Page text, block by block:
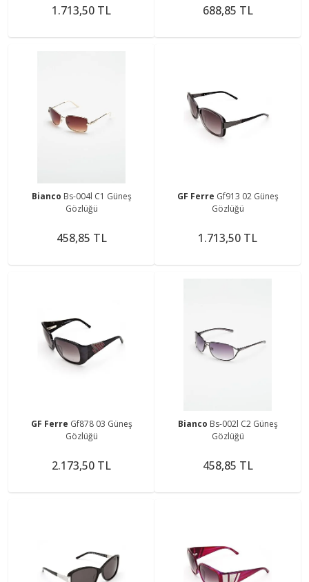
1.713,50 TL 688,85 TL
Bianco Bs-004l C1 Güneş
Gözlüğü
458,85 TL
GF Ferre Gf913 02 Güneş
Gözlüğü
1.713,50 TL
GF Ferre Gf878 03 Güneş
Gözlüğü
2.173,50 TL
Bianco Bs-002l C2 Güneş
Gözlüğü
458,85 TL